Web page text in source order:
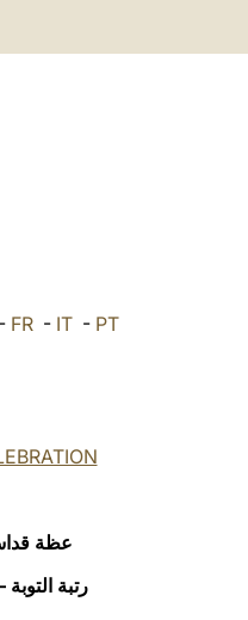
- FR - IT - PT
عظة
رتبة التوبة – "24